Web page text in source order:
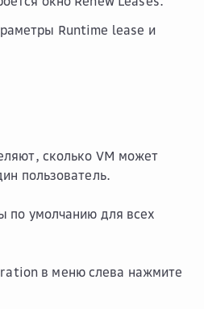
Runtime lease и
сколько VM может
пользователь.
по умолчанию для всех
в меню слева нажмите